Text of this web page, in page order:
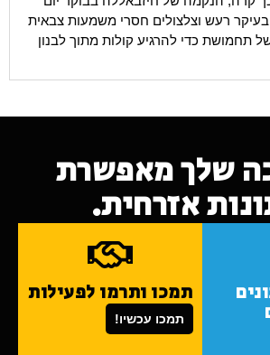
רעש וצלצולים חסרי משמעות צבאית
של תחמושת כדי להרגיע קולות מתוך לבנון
שלך מאפשרת
אזרחית.
תמכו ותרמו לפעילות
תמכו עכשיו!